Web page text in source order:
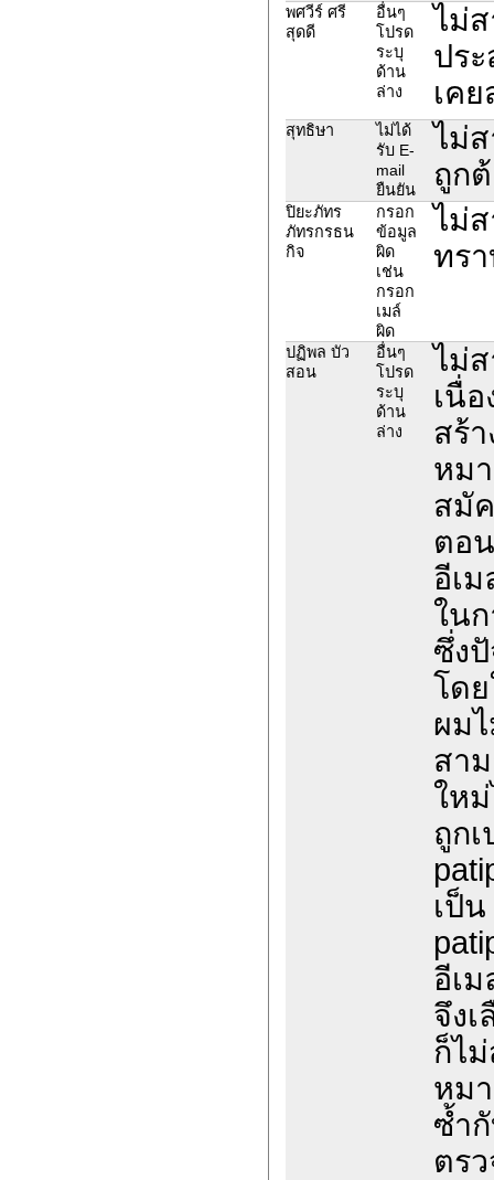
พศวีร์ ศรี
สุดดี
อื่นๆ
โปรด
ระบุ
ด้าน
ล่าง
ไม่
ปร
เค
สุทธิษา
ไม่ได้
รับ E-
mail
ยืนยัน
ไม่
ถูก
ปิยะภัทร
ภัทรกรธน
กิจ
กรอก
ข้อมูล
ผิด
เช่น
กรอก
เมล์
ผิด
ไม่
ทร
ปฏิพล บัว
สอน
อื่นๆ
โปรด
ระบุ
ด้าน
ล่าง
ไม่
เนื่
สร้
หม
สมั
ตอ
อีเ
ใน
ซึ่ง
โด
ผม
สา
ให
ถูก
เป็น
อีเ
จึง
ก็ไ
หม
ซ้ำ
ตร